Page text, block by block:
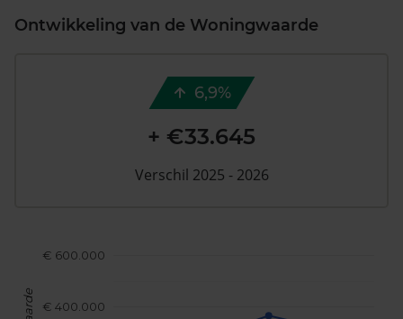
Ontwikkeling van de Woningwaarde
€ 400.000
€ 600.000
6,9%
+ €33.645
Verschil 2025 - 2026